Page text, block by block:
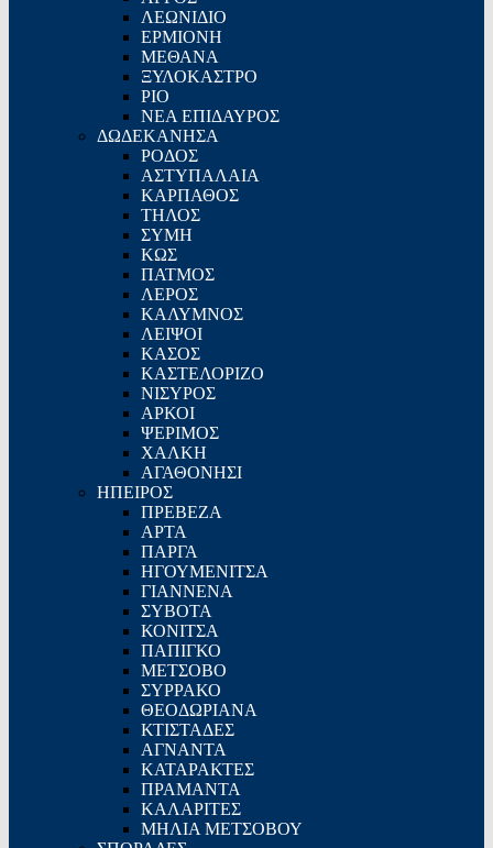
ΛΕΩΝΙΔΙΟ
ΕΡΜΙΟΝΗ
ΜΕΘΑΝΑ
ΞΥΛΟΚΑΣΤΡΟ
ΡΙΟ
ΝΕΑ ΕΠΙΔΑΥΡΟΣ
ΔΩΔΕΚΑΝΗΣΑ
ΡΟΔΟΣ
ΑΣΤΥΠΑΛΑΙΑ
ΚΑΡΠΑΘΟΣ
ΤΗΛΟΣ
ΣΥΜΗ
ΚΩΣ
ΠΑΤΜΟΣ
ΛΕΡΟΣ
ΚΑΛΥΜΝΟΣ
ΛΕΙΨΟΙ
ΚΑΣΟΣ
ΚΑΣΤΕΛΟΡΙΖΟ
ΝΙΣΥΡΟΣ
ΑΡΚΟΙ
ΨΕΡΙΜΟΣ
ΧΑΛΚΗ
ΑΓΑΘΟΝΗΣΙ
ΗΠΕΙΡΟΣ
ΠΡΕΒΕΖΑ
ΑΡΤΑ
ΠΑΡΓΑ
ΗΓΟΥΜΕΝΙΤΣΑ
ΓΙΑΝΝΕΝΑ
ΣΥΒΟΤΑ
ΚΟΝΙΤΣΑ
ΠΑΠΙΓΚΟ
ΜΕΤΣΟΒΟ
ΣΥΡΡΑΚΟ
ΘΕΟΔΩΡΙΑΝΑ
ΚΤΙΣΤΑΔΕΣ
ΑΓΝΑΝΤΑ
ΚΑΤΑΡΑΚΤΕΣ
ΠΡΑΜΑΝΤΑ
ΚΑΛΑΡΙΤΕΣ
ΜΗΛΙΑ ΜΕΤΣΟΒΟΥ